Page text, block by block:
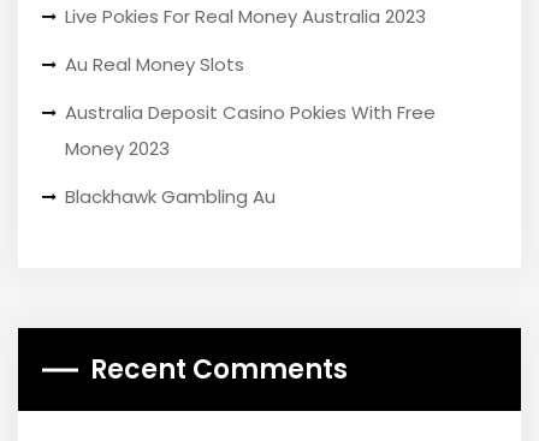
Live Pokies For Real Money Australia 2023
Au Real Money Slots
Australia Deposit Casino Pokies With Free
Money 2023
Blackhawk Gambling Au
Recent Comments